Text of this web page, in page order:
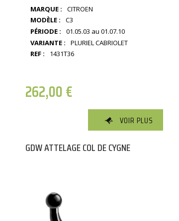
MARQUE :
CITROEN
MODÈLE :
C3
PÉRIODE :
01.05.03 au 01.07.10
VARIANTE :
PLURIEL CABRIOLET
REF :
1431T36
262,00€
VOIR PLUS
GDW ATTELAGE COL DE CYGNE